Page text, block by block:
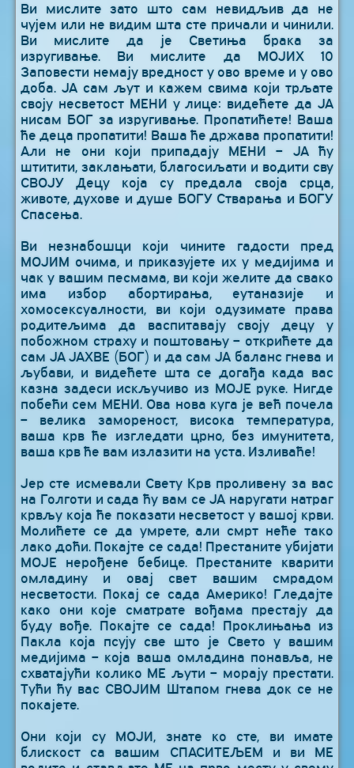
Ви мислите зато што сам невидљив да не
чујем или не видим шта сте причали и чинили.
Ви мислите да је Светиња брака за
изругивање. Ви мислите да МОЈИХ 10
Заповести немају вредност у ово време и у ово
доба. ЈА сам љут и кажем свима који трљате
своју несветост МЕНИ у лице: видећете да ЈА
нисам БОГ за изругивање. Пропатићете! Ваша
ће деца пропатити! Ваша ће држава пропатити!
Али не они који припадају МЕНИ – ЈА ћу
штитити, заклањати, благосиљати и водити сву
СВОЈУ Децу која су предала своја срца,
животе, духове и душе БОГУ Стварања и БОГУ
Спасења.
Ви незнабошци који чините гадости пред
МОЈИМ очима, и приказујете их у медијима и
чак у вашим песмама, ви који желите да свако
има избор абортирања, еутаназије и
хомосексуалности, ви који одузимате права
родитељима да васпитавају своју децу у
побожном страху и поштовању – открићете да
сам ЈА ЈАХВЕ (БОГ) и да сам ЈА баланс гнева и
љубави, и видећете шта се догађа када вас
казна задеси искључиво из МОЈЕ руке. Нигде
побећи сем МЕНИ. Ова нова куга је већ почела
– велика замореност, висока температура,
ваша крв ће изгледати црно, без имунитета,
ваша крв ће вам излазити на уста. Изливаће!
Јер сте исмевали Свету Крв проливену за вас
на Голготи и сада ћу вам се ЈА наругати натраг
крвљу која ће показати несветост у вашој крви.
Молићете се да умрете, али смрт неће тако
лако доћи. Покајте се сада! Престаните убијати
МОЈЕ нерођене бебице. Престаните кварити
омладину и овај свет вашим смрадом
несветости. Покај се сада Америко! Гледајте
како они које сматрате вођама престају да
буду вође. Покајте се сада! Проклињања из
Пакла која псују све што је Свето у вашим
медијима – која ваша омладина понавља, не
схватајући колико МЕ љути – морају престати.
Тући ћу вас СВОЈИМ Штапом гнева док се не
покајете.
Они који су МОЈИ, знате ко сте, ви имате
блискост са вашим СПАСИТЕЉЕМ и ви МЕ